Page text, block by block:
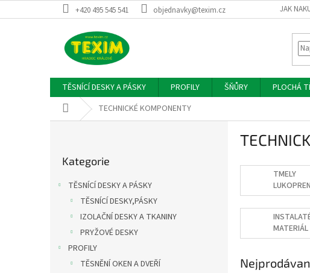
na
+420 495 545 541 objednavky@texim.cz JAK
TĚSNÍCÍ DESKY A PÁSKY PROFILY ŠŇŮRY PLOCHÁ
Domů TECHNICKÉ KOMPONENTY
kategorie
Kategorie
TĚSNÍCÍ DESKY A PÁSKY
TĚSNÍCÍ DESKY,PÁSKY
IZOLAČNÍ DESKY A TKANINY
PRYŽOVÉ DESKY
PROFILY
TĚSNĚNÍ OKEN A DVEŘÍ
TMELY
LUKOPREN
MATERIÁL